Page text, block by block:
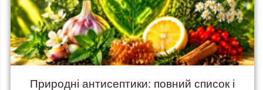
Природні антисептики: повний список і